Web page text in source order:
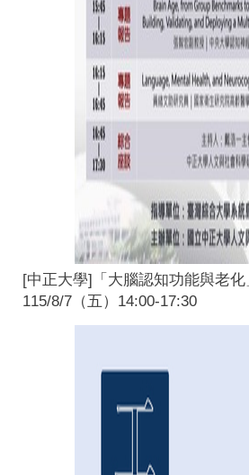
[中正大學]「大腦認知功能與老化
115/8/7（五）14:00-17:30